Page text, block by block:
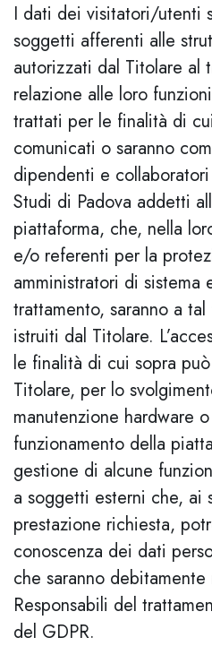
I dati dei visitatori/utenti
soggetti afferenti alle
autorizzati dal Titolare al
relazione alle loro
trattati per le finalità di
comunicati o saranno
dipendenti e
Studi di Padova addetti
piattaforma, che, nella
e/o referenti per la
amministratori di
trattamento, saranno a
istruiti dal Titolare.
le finalità di cui sopra
Titolare, per lo
manutenzione hardware
funzionamento della
gestione di alcune
a soggetti esterni che, ai
prestazione richiesta,
conoscenza dei dati
che saranno
Responsabili del
del GDPR.